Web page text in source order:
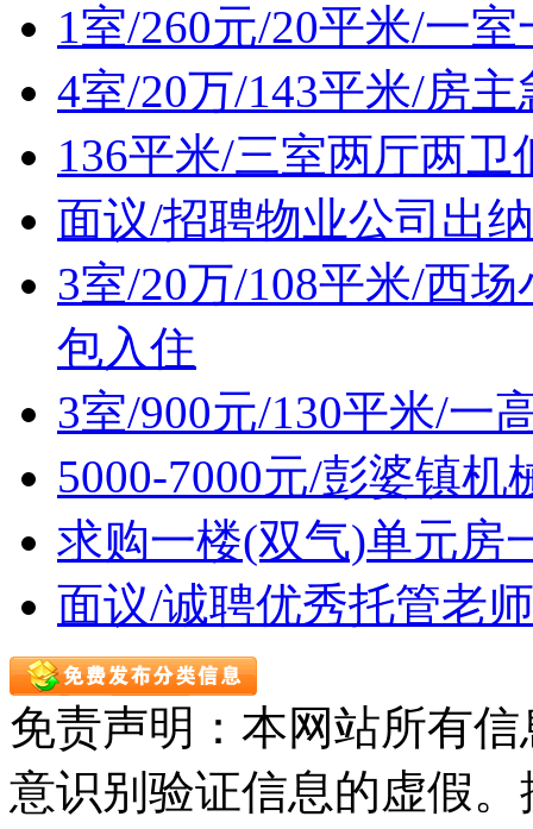
1室/260元/20平米/一
4室/20万/143平米/房
136平米/三室两厅两卫
面议/招聘物业公司出纳
3室/20万/108平米/西
包入住
3室/900元/130平米/一
5000-7000元/彭婆镇
求购一楼(双气)单元房
面议/诚聘优秀托管老师
免责声明：本网站所有
意识别验证信息的虚假